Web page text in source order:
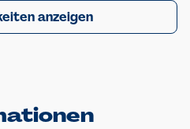
anzeigen